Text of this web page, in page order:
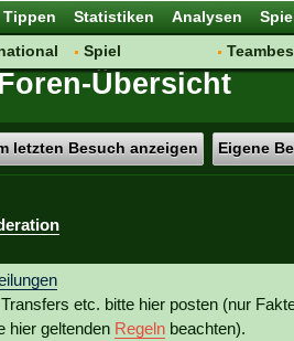
Tippen Statistiken Analysen
Spiel
Regeln & Tipps
Übersicht
letzten Besuch anzeigen Eigene
etc. bitte hier posten (nur
hier geltenden Regeln beachten).